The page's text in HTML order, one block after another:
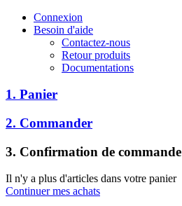
Connexion
Besoin d'aide
Contactez-nous
Retour produits
Documentations
1. Panier
2. Commander
3. Confirmation de commande
Il n'y a plus d'articles dans votre panier
Continuer mes achats